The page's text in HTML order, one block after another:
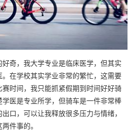
奇，我大学专业是临床医学，但其实
在学校其实学业非常的繁忙，这需要
时间，我只能抓紧假期到时间好好骑
医是专业所学，但骑车是一件非常棒
口，可以让我释放很多压力与情绪，
件事的。